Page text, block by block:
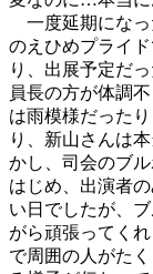
一度延期になっ
のえひめプライ
り、出展予定だ
員長の方が体調
は雨模様だった
り、新山さんは
かし、司会のブ
はじめ、出演者
い日でしたが、
がら頑張ってく
で周囲の人がた